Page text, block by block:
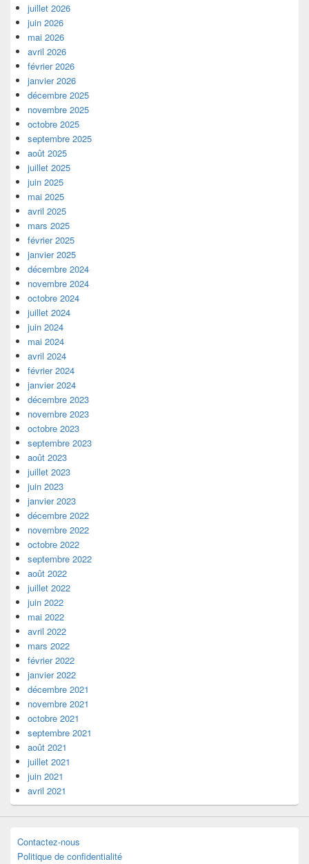
juillet 2026
juin 2026
mai 2026
avril 2026
février 2026
janvier 2026
décembre 2025
novembre 2025
octobre 2025
septembre 2025
août 2025
juillet 2025
juin 2025
mai 2025
avril 2025
mars 2025
février 2025
janvier 2025
décembre 2024
novembre 2024
octobre 2024
juillet 2024
juin 2024
mai 2024
avril 2024
février 2024
janvier 2024
décembre 2023
novembre 2023
octobre 2023
septembre 2023
août 2023
juillet 2023
juin 2023
janvier 2023
décembre 2022
novembre 2022
octobre 2022
septembre 2022
août 2022
juillet 2022
juin 2022
mai 2022
avril 2022
mars 2022
février 2022
janvier 2022
décembre 2021
novembre 2021
octobre 2021
septembre 2021
août 2021
juillet 2021
juin 2021
avril 2021
Contactez-nous
Politique de confidentialité